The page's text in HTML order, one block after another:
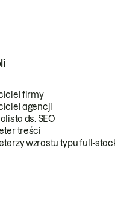
firmy
agencji
ds. SEO
treści
wzrostu typu full-